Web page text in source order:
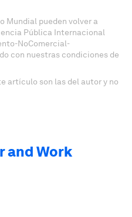
Mundial pueden volver a
Pública Internacional
NoComercial-
con nuestras condiciones de
artículo son las del autor y no
and Work